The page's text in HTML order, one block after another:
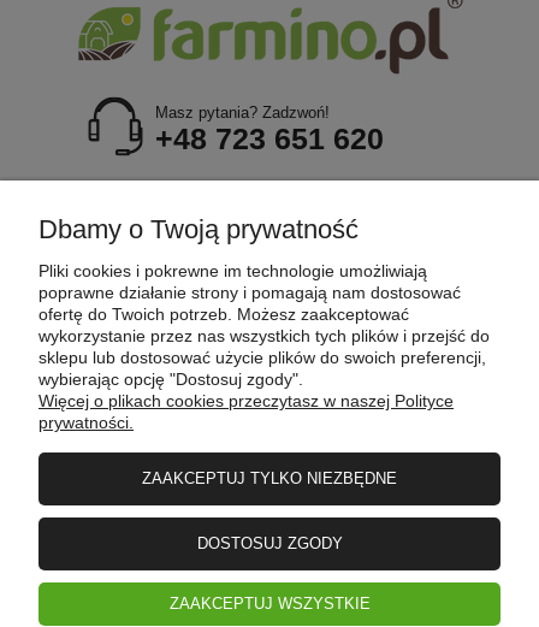
Masz pytania? Zadzwoń!
+48 723 651 620
MOJE KONTO
PŁATNOŚCI I DOSTAWA
O FIRMIE
Dbamy o Twoją prywatność
Pliki cookies i pokrewne im technologie umożliwiają
poprawne działanie strony i pomagają nam dostosować
ofertę do Twoich potrzeb. Możesz zaakceptować
wykorzystanie przez nas wszystkich tych plików i przejść do
sklepu lub dostosować użycie plików do swoich preferencji,
wybierając opcję "Dostosuj zgody".
Więcej o plikach cookies przeczytasz w naszej Polityce
prywatności.
ZAAKCEPTUJ TYLKO NIEZBĘDNE
DOSTOSUJ ZGODY
ZAAKCEPTUJ WSZYSTKIE